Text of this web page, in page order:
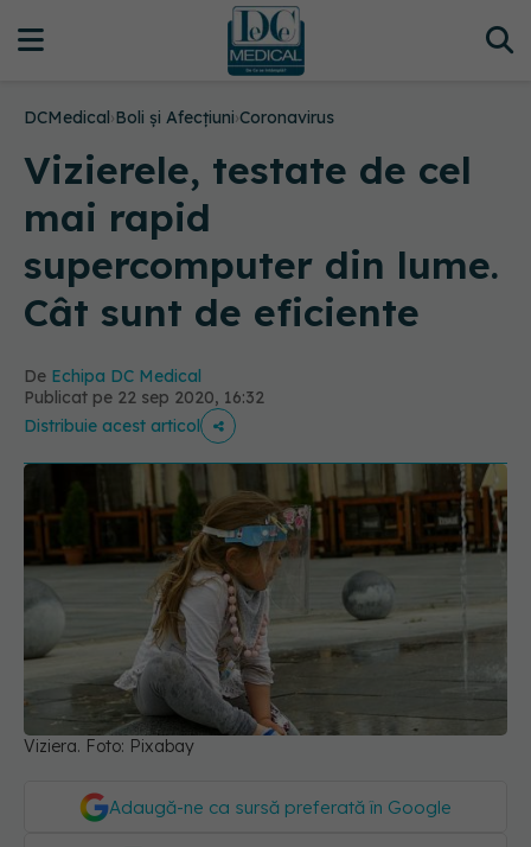
DCMedical›Boli și Afecțiuni›Coronavirus
Vizierele, testate de cel
mai rapid
supercomputer din lume.
Cât sunt de eficiente
De Echipa DC Medical
Publicat pe 22 sep 2020, 16:32
Distribuie acest articol
Viziera. Foto: Pixabay
Adaugă-ne ca sursă preferată în Google